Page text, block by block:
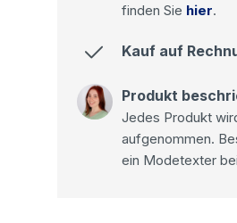
finden Sie hier.
Kauf auf
Produkt
Jedes Produkt
aufgenommen.
ein Modetexter